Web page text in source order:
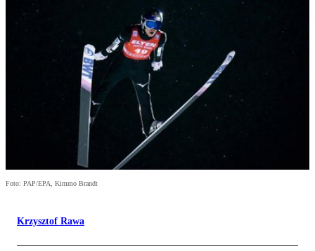
Foto: PAP/EPA, Kimmo Brandt
Krzysztof Rawa